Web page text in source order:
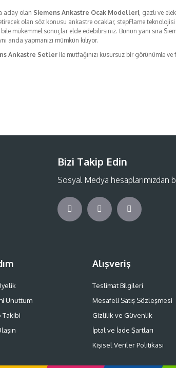
aday olan Siemens Ankastre Ocak Modelleri, gazlı ve
olan söz konusu ankastre ocaklar, stepFlame
mükemmel sonuçlar elde edebilirsiniz. Bunun yanı sıra
anda yapmanızı mümkün kılıyor.
Ankastre Setler ile mutfağınızı kusursuz bir görünümle
Bizi Takip Edin
Sosyal Medya hesaplarımızdan
Unuttum
Takibi
Alışveriş
Teslimat Bilgileri
Mesafeli Satış Sözleşmesi
Gizlilik ve Güvenlik
İptal ve İade Şartları
Kişisel Veriler Politikası